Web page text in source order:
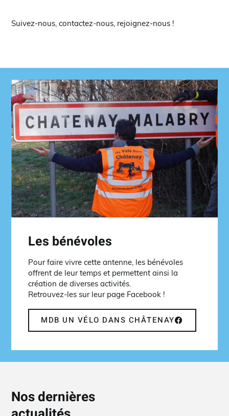
Suivez-nous, contactez-nous, rejoignez-nous !
Les bénévoles
Pour faire vivre cette antenne, les bénévoles
offrent de leur temps et permettent ainsi la
création de diverses activités.
Retrouvez-les sur leur page Facebook !
MDB UN VÉLO DANS CHÂTENAY
Nos dernières